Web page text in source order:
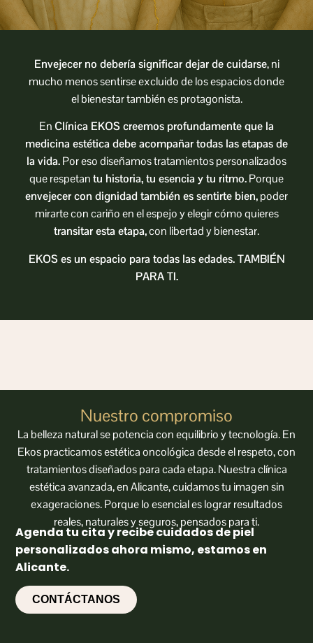
Envejecer no debería significar dejar de cuidarse, ni
mucho menos sentirse excluido de los espacios donde
el bienestar también es protagonista.
En Clínica EKOS creemos profundamente que la
medicina estética debe acompañar todas las etapas de
la vida.Por eso diseñamos tratamientos personalizados
que respetantu historia, tu esencia y tu ritmo.Porque
envejecer con dignidad también es sentirte bien,poder
mirarte con cariño en el espejo y elegir cómo quieres
transitar esta etapa,con libertad y bienestar.
EKOS es un espacio para todas las edades. TAMBIÉN
PARA TI.
Nuestro compromiso
La belleza natural se potencia con equilibrio y tecnología. En
Ekos practicamos estética oncológica desde el respeto, con
tratamientos diseñados para cada etapa. Nuestra clínica
estética avanzada, en Alicante, cuidamos tu imagen sin
exageraciones. Porque lo esencial es lograr resultados
reales, naturales y seguros, pensados para ti.
Agenda tu cita y recibe cuidados de piel
personalizados ahora mismo, estamos en
Alicante.
CONTÁCTANOS